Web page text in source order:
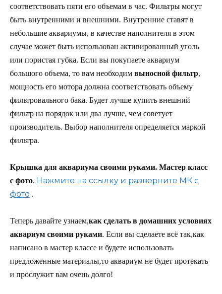
соответствовать пяти его объемам в час. Фильтры могут
быть внутренними и внешними. Внутренние ставят в
небольшие аквариумы, в качестве наполнителя в этом
случае может быть использован активированный уголь
или пористая губка. Если вы покупаете аквариум
большого объема, то вам необходим выносной фильтр,
мощность его мотора должна соответствовать объему
фильтровального бака. Будет лучше купить внешний
фильтр на порядок или два лучше, чем советует
производитель. Выбор наполнителя определяется маркой
фильтра.
Крышка для аквариума своими руками. Мастер класс
с фото. Нажмите на ссылку и разверните МК с
фото .
Теперь давайте узнаем,как сделать в домашних условиях
аквариум своими руками. Если вы сделаете всё так,как
написано в мастер классе и будете использовать
предложенные материалы,то аквариум не будет протекать
и прослужит вам очень долго!